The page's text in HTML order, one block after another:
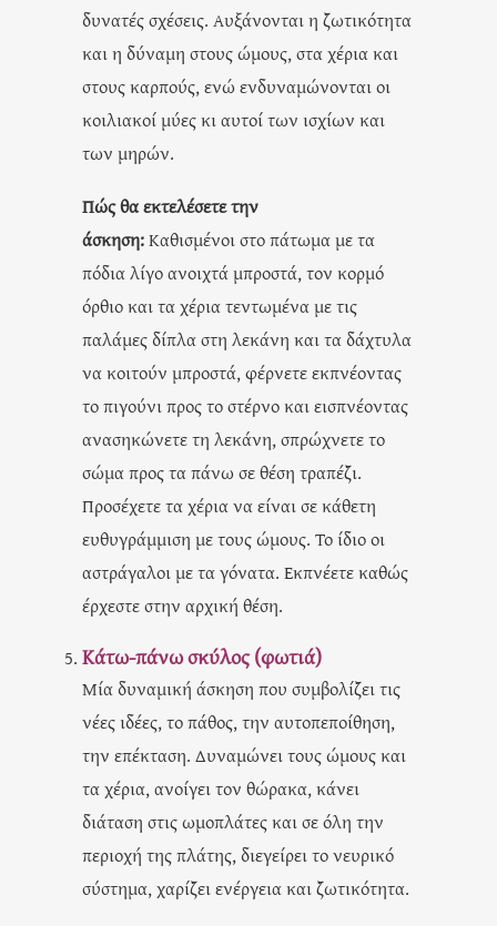
δυνατές σχέσεις. Αυξάνονται η ζωτικότητα
και η δύναμη στους ώμους, στα χέρια και
στους καρπούς, ενώ ενδυναμώνονται οι
κοιλιακοί μύες κι αυτοί των ισχίων και
των μηρών.
Πώς θα εκτελέσετε την
άσκηση:Καθισμένοι στο πάτωμα με τα
πόδια λίγο ανοιχτά μπροστά, τον κορμό
όρθιο και τα χέρια τεντωμένα με τις
παλάμες δίπλα στη λεκάνη και τα δάχτυλα
να κοιτούν μπροστά, φέρνετε εκπνέοντας
το πιγούνι προς το στέρνο και εισπνέοντας
ανασηκώνετε τη λεκάνη, σπρώχνετε το
σώμα προς τα πάνω σε θέση τραπέζι.
Προσέχετε τα χέρια να είναι σε κάθετη
ευθυγράμμιση με τους ώμους. Το ίδιο οι
αστράγαλοι με τα γόνατα. Εκπνέετε καθώς
έρχεστε στην αρχική θέση.
Κάτω-πάνω σκύλος (φωτιά)
Μία δυναμική άσκηση που συμβολίζει τις
νέες ιδέες, το πάθος, την αυτοπεποίθηση,
την επέκταση. Δυναμώνει τους ώμους και
τα χέρια, ανοίγει τον θώρακα, κάνει
διάταση στις ωμοπλάτες και σε όλη την
περιοχή της πλάτης, διεγείρει το νευρικό
σύστημα, χαρίζει ενέργεια και ζωτικότητα.